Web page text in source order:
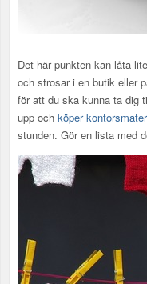
Det här punkten kan låta
och strosar i en butik eller
för att du ska kunna ta dig
upp och köper
stunden. Gör en lista med